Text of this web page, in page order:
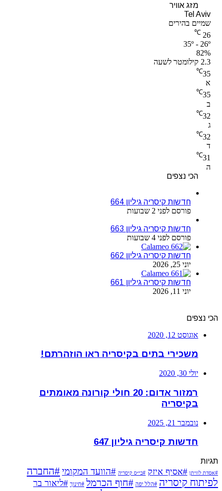
מזג אוויר
Tel Aviv
שמיים בהירים
26
℃
35º - 26º
82%
2.3 קילומטר לשעה
35
℃
א
35
℃
ב
32
℃
ג
32
℃
ד
31
℃
ה
הכי נצפים
חדשות קיסריה גיליון 664
פורסם לפני 2 שבועות
חדשות קיסריה גיליון 663
פורסם לפני 4 שבועות
חדשות קיסריה גיליון 662
יוני 25, 2026
חדשות קיסריה גיליון 661
יוני 11, 2026
הכי נצפים
אוגוסט 12, 2020
משכירי בתים בקיסריה ראו הוזהרתם!
יולי 30, 2020
רמזור אדום: 20 חולי קורונה מאומתים
בקיסריה
נובמבר 21, 2025
חדשות קיסריה גיליון 647
תגיות
#אסדת לוויתן #אסיף איזק #בי״ס קיסריה #הוועד המקומי#החברה
לפיתוח קיסריה #הלל יפה #חוף הכרמל #חינוך #ליאור בר